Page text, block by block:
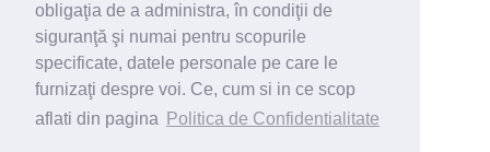
obligaţia de a administra, în condiţii de
siguranţă şi numai pentru scopurile
specificate, datele personale pe care le
furnizaţi despre voi. Ce, cum si in ce scop
aflati din pagina
Politica de Confidentialitate